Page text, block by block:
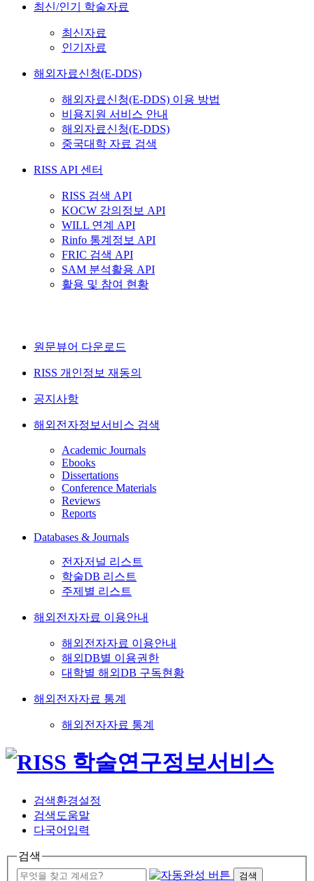
최신/인기 학술자료
최신자료
인기자료
해외자료신청(E-DDS)
해외자료신청(E-DDS) 이용 방법
비용지원 서비스 안내
해외자료신청(E-DDS)
중국대학 자료 검색
RISS API 센터
RISS 검색 API
KOCW 강의정보 API
WILL 연계 API
Rinfo 통계정보 API
FRIC 검색 API
SAM 분석활용 API
활용 및 참여 현황
원문뷰어 다운로드
RISS 개인정보 재동의
공지사항
해외전자정보서비스 검색
Academic Journals
Ebooks
Dissertations
Conference Materials
Reviews
Reports
Databases & Journals
전자저널 리스트
학술DB 리스트
주제별 리스트
해외전자자료 이용안내
해외전자자료 이용안내
해외DB별 이용권한
대학별 해외DB 구독현황
해외전자자료 통계
해외전자자료 통계
검색환경설정
검색도움말
다국어입력
검색
검색